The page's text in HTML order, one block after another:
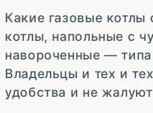
Какие газовые
котлы, напольные с
навороченные —
Владельцы и тех и
удобства и не